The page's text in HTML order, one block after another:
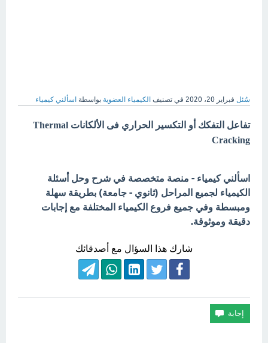
سُئل فبراير 20، 2020 في تصنيف الكيمياء العضوية بواسطة اسألني كيمياء
تفاعل التفكك أو التكسير الحراري فى الألكانات Thermal
Cracking
اسألني كيمياء - منصة متخصصة في شرح وحل أسئلة
الكيمياء لجميع المراحل (ثانوي - جامعة) بطريقة سهلة
ومبسطة وفي جميع فروع الكيمياء المختلفة مع إجابات
دقيقة وموثوقة.
شارك هذا السؤال مع أصدقائك